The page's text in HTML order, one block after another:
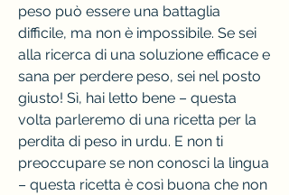
peso può essere una battaglia
difficile, ma non è impossibile. Se sei
alla ricerca di una soluzione efficace e
sana per perdere peso, sei nel posto
giusto! Sì, hai letto bene – questa
volta parleremo di una ricetta per la
perdita di peso in urdu. E non ti
preoccupare se non conosci la lingua
– questa ricetta è così buona che non